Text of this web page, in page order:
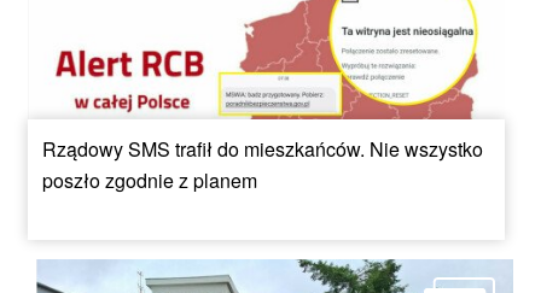
Rządowy SMS trafił do mieszkańców. Nie wszystko
poszło zgodnie z planem